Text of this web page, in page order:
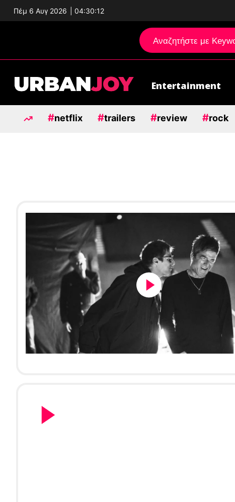
Πέμ 6 Αυγ 2026 04:30:13
Μεταπηδήστε
στο
περιεχόμενο
Entertainment
#netflix #trailers #review #rock